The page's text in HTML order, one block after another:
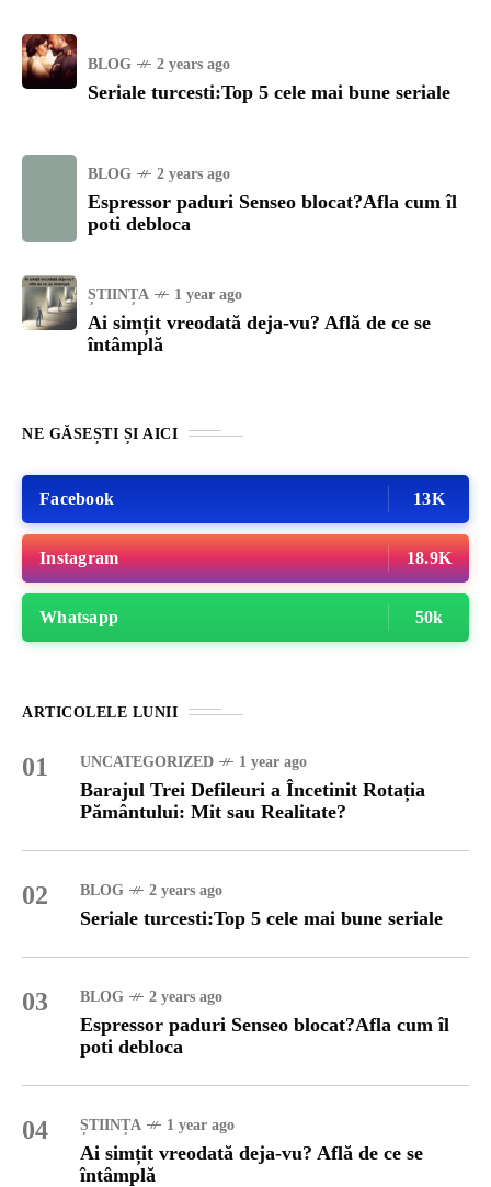
BLOG 2 years ago
Seriale turcesti:Top 5 cele mai bune seriale
BLOG 2 years ago
Espressor paduri Senseo blocat?Afla cum îl
poti debloca
ȘTIINȚA 1 year ago
Ai simțit vreodată deja-vu? Află de ce se
întâmplă
NE GĂSEȘTI ȘI AICI
Facebook 13K
Instagram 18.9K
Whatsapp 50k
ARTICOLELE LUNII
01 UNCATEGORIZED 1 year ago
Barajul Trei Defileuri a Încetinit Rotația
Pământului: Mit sau Realitate?
02 BLOG 2 years ago
Seriale turcesti:Top 5 cele mai bune seriale
03 BLOG 2 years ago
Espressor paduri Senseo blocat?Afla cum îl
poti debloca
04 ȘTIINȚA 1 year ago
Ai simțit vreodată deja-vu? Află de ce se
întâmplă